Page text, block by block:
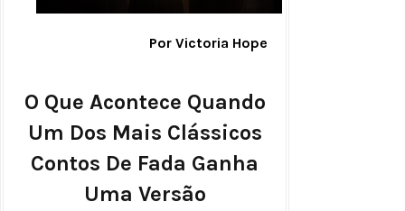
Por Victoria Hope
O Que Acontece Quando
Um Dos Mais Clássicos
Contos De Fada Ganha
Uma Versão